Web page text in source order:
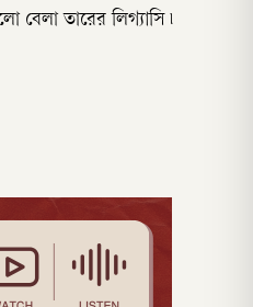
বেলা তারের লিগ্যাসি ৷